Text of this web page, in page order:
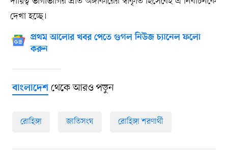
দেখা হচ্ছে।
প্রথম আলোর খবর পেতে গুগল নিউজ চ্যানেল ফলো
করুন
বাংলাদেশথেকে আরও পড়ুন
রোহিঙ্গা জাতিসংঘ রোহিঙ্গা শরণার্থী